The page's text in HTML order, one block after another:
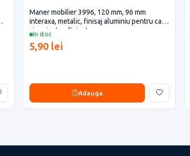
In stoc
Maner mobilier 3996, 120 mm, 96 mm
interaxa, metalic, finisaj aluminiu pentru casa
si proiecte eficiente
5,90 lei
Adauga